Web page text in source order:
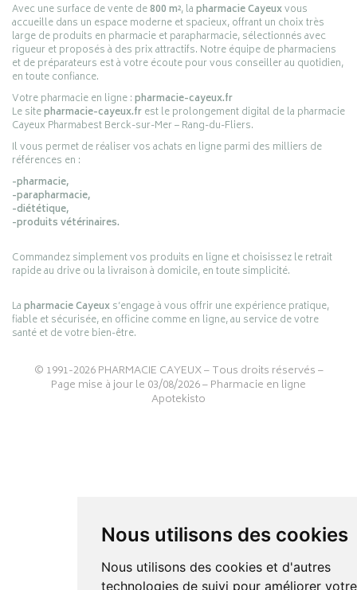
Nous utilisons des cookies
Nous utilisons des cookies et d'autres
technologies de suivi pour améliorer votre
Avec une surface de vente de800 m², lapharmacie Cayeuxvous
accueille dans un espace moderne et spacieux, offrant un choix très
large de produits en pharmacie et parapharmacie, sélectionnés avec
rigueur et proposés à des prix attractifs. Notre équipe de pharmaciens
et de préparateurs est à votre écoute pour vous conseiller au quotidien,
en toute confiance.
Votre pharmacie en ligne :pharmacie-cayeux.fr
Le sitepharmacie-cayeux.frest le prolongement digital de la pharmacie
Cayeux Pharmabest Berck-sur-Mer – Rang-du-Fliers.
Il vous permet de réaliser vos achats en ligne parmi des milliers de
références en :
-pharmacie,
-parapharmacie,
-diététique,
-produits vétérinaires.
Commandez simplement vos produits en ligne et choisissez le retrait
rapide au drive ou la livraison à domicile, en toute simplicité.
Lapharmacie Cayeuxs’engage à vous offrir une expérience pratique,
fiable et sécurisée, en officine comme en ligne, au service de votre
santé et de votre bien-être.
© 1991-2026PHARMACIE CAYEUX– Tous droits réservés –
Page mise à jour le 03/08/2026 –Pharmacie en ligne
Apotekisto